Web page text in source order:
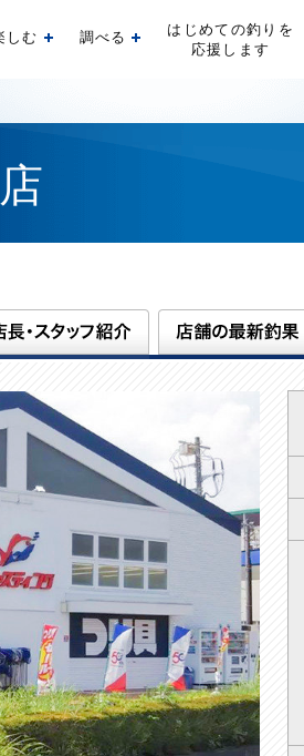
しむ 開く調べる 開く
はじめての釣りを
応援します